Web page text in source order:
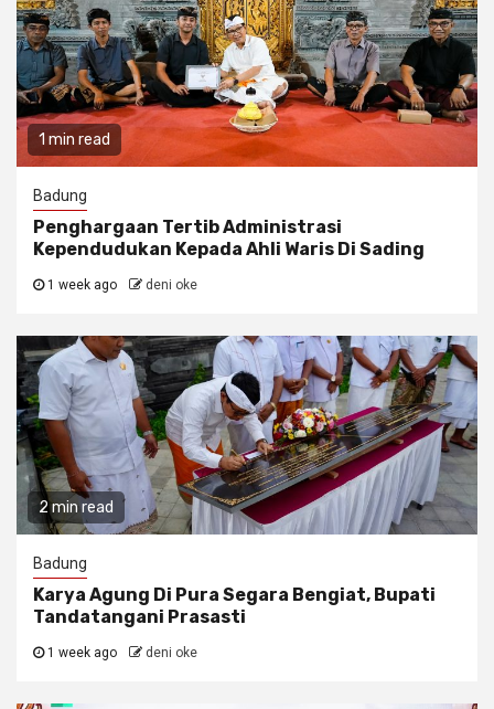
1 min read
Badung
Penghargaan Tertib Administrasi
Kependudukan Kepada Ahli Waris Di Sading
1 week ago deni oke
2 min read
Badung
Karya Agung Di Pura Segara Bengiat, Bupati
Tandatangani Prasasti
1 week ago deni oke